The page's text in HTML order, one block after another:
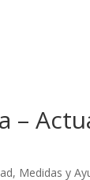
–
, Medidas y